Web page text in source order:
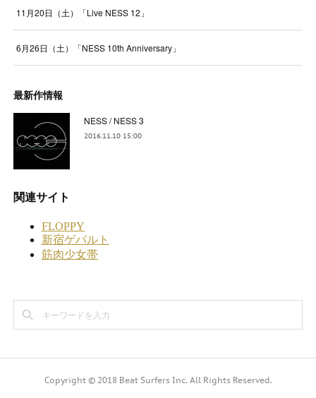
11月20日（土）「Live NESS 12」
6月26日（土）「NESS 10th Anniversary」
最新作情報
NESS / NESS 3
2016.11.10 15:00
Copyright © 2018 Beat Surfers Inc. All Rights Reserved.